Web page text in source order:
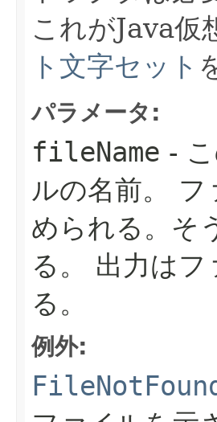
これがJava仮
ト文字セット
パラメータ:
fileName -
ルの名前。
フ
められる。そ
る。
出力はフ
る。
例外: